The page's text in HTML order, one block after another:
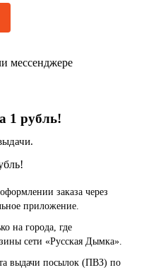
мессенджере
1 рубль!
заказа через
приложение.
на города, где
сети «Русская Дымка».
выдачи посылок (ПВЗ) по